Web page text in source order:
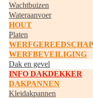
Wachtbuizen
Wateraanvoer
HOUT
Platen
WERFGEREEDSCHAP
WERFBEVEILIGING
Dak en gevel
INFO DAKDEKKER
DAKPANNEN
Kleidakpannen